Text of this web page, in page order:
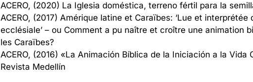
ACERO, (2020) La Iglesia doméstica, terreno fértil para la
ACERO, (2017) Amérique latine et Caraïbes: ‘Lue et
ecclésiale’ – ou Comment a pu naître et croître une animation
les Caraïbes?
ACERO, (2016) «La Animación Bíblica de la Iniciación a la Vida
Revista Medellín